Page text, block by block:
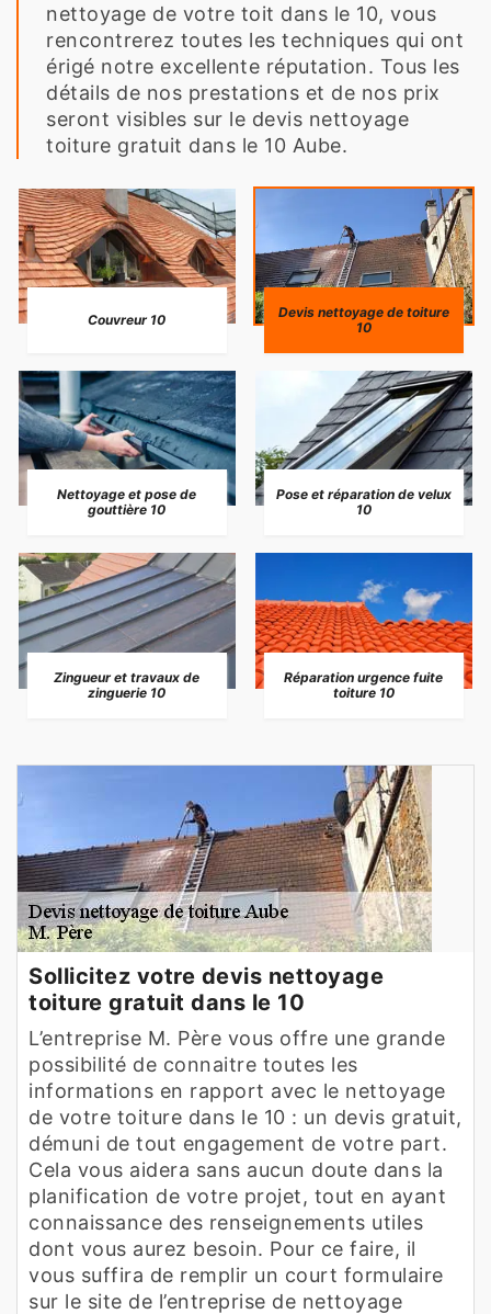
nettoyage de votre toit dans le 10, vous
rencontrerez toutes les techniques qui ont
érigé notre excellente réputation. Tous les
détails de nos prestations et de nos prix
seront visibles sur le devis nettoyage
toiture gratuit dans le 10 Aube.
Couvreur 10
Devis nettoyage de toiture
10
Nettoyage et pose de
gouttière 10
Pose et réparation de velux
10
Zingueur et travaux de
zinguerie 10
Réparation urgence fuite
toiture 10
Sollicitez votre devis nettoyage
toiture gratuit dans le 10
L’entreprise M. Père vous offre une grande
possibilité de connaitre toutes les
informations en rapport avec le nettoyage
de votre toiture dans le 10 : un devis gratuit,
démuni de tout engagement de votre part.
Cela vous aidera sans aucun doute dans la
planification de votre projet, tout en ayant
connaissance des renseignements utiles
dont vous aurez besoin. Pour ce faire, il
vous suffira de remplir un court formulaire
sur le site de l’entreprise de nettoyage